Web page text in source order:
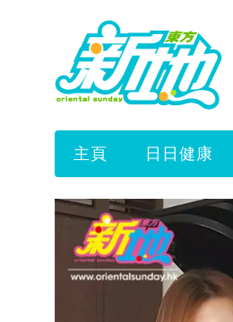
主頁 日日健康